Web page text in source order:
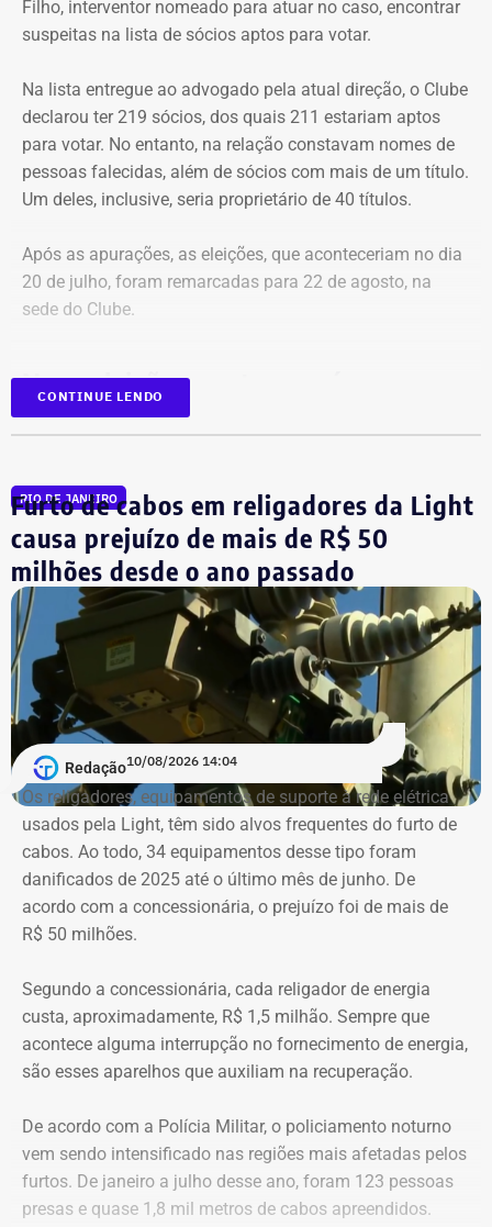
diagnóstico climático municipal.
Filho, interventor nomeado para atuar no caso, encontrar
suspeitas na lista de sócios aptos para votar.
Na lista entregue ao advogado pela atual direção, o Clube
declarou ter 219 sócios, dos quais 211 estariam aptos
para votar. No entanto, na relação constavam nomes de
pessoas falecidas, além de sócios com mais de um título.
Um deles, inclusive, seria proprietário de 40 títulos.
Após as apurações, as eleições, que aconteceriam no dia
20 de julho, foram remarcadas para 22 de agosto, na
sede do Clube.
Nova eleição acontece após quase
três décadas sob a mesma gestão
sócios que denunciaram o cenário de deterioração e a
ausência de eleições desde 1998. A tradicional área de
lazer com cerca de 12 mil metros quadrados tem vistas
para o Cristo Redentor, Lagoa e Praia do Leblon.
O Clube foi fundado na década de 1970 e luta — há um
bom tempo — para superar uma crise institucional
prolongada.
Com informações do colunista Ancelmo Gois, do Jornal
“O Globo”.
CONTINUE LENDO
RIO DE JANEIRO
Furto de cabos em religadores da Light
causa prejuízo de mais de R$ 50
milhões desde o ano passado
Redação10/08/2026 14:04
Os religadores, equipamentos de suporte à rede elétrica
usados pela Light, têm sido alvos frequentes do furto de
cabos. Ao todo, 34 equipamentos desse tipo foram
danificados de 2025 até o último mês de junho. De
acordo com a concessionária, o prejuízo foi de mais de
R$ 50 milhões.
Segundo a concessionária, cada religador de energia
custa, aproximadamente, R$ 1,5 milhão. Sempre que
acontece alguma interrupção no fornecimento de energia,
são esses aparelhos que auxiliam na recuperação.
De acordo com a Polícia Militar, o policiamento noturno
vem sendo intensificado nas regiões mais afetadas pelos
furtos. De janeiro a julho desse ano, foram 123 pessoas
presas e quase 1,8 mil metros de cabos apreendidos.